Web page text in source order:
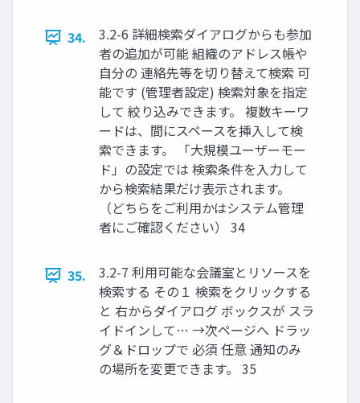
34.
3.2-6 詳細検索ダイアログからも参加
者の追加が可能 組織のアドレス帳や
自分の 連絡先等を切り替えて検索 可
能です (管理者設定) 検索対象を指定
して 絞り込みできます。 複数キーワ
ードは、間にスペースを挿入して検
索できます。 「大規模ユーザーモー
ド」の設定では 検索条件を入力して
から検索結果だけ表示されます。
（どちらをご利用かはシステム管理
者にご確認ください） 34
35.
3.2-7 利用可能な会議室とリソースを
検索する その１ 検索をクリックする
と 右からダイアログ ボックスが スラ
イドインして… →次ページへ ドラッ
グ＆ドロップで 必須 任意 通知のみ
の場所を変更できます。 35